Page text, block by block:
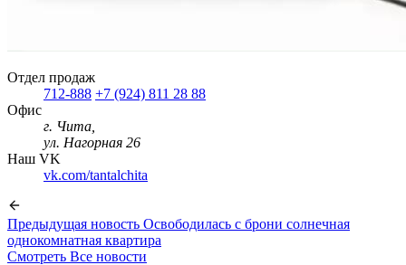
Отдел продаж
712-888 +7 (924) 811 28 88
Офис
г. Чита,
ул. Нагорная 26
Наш VK
vk.com/tantalchita
Предыдущая новость Освободилась с брони солнечная
однокомнатная квартира
Смотреть Все новости